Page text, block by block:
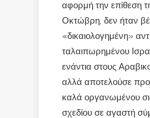
αφορμή την επίθεση
Οκτώβρη, δεν ήταν
«δικαιολογημένη»
ταλαιπωρημένου
ενάντια στους
αλλά αποτελούσε
καλά οργανωμένου
σχεδίου σε αγαστή